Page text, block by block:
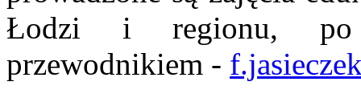
Łodzi i regionu, po
przewodnikiem -